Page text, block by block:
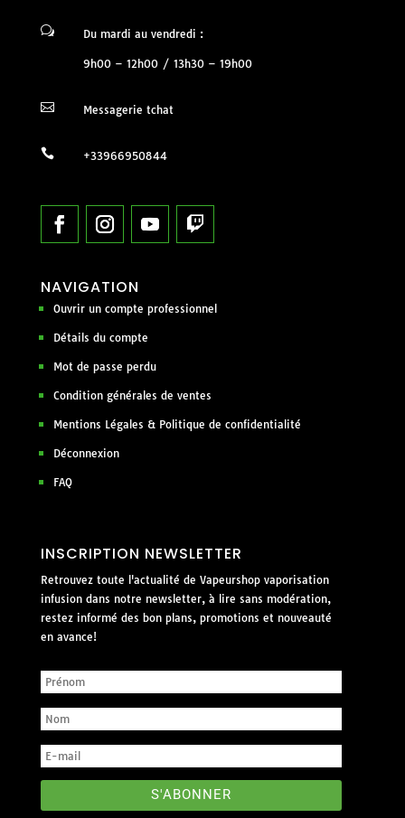
w Du mardi au vendredi :
9h00 – 12h00 / 13h30 – 19h00
 Messagerie tchat
 +33966950844
NAVIGATION
Ouvrir un compte professionnel
Détails du compte
Mot de passe perdu
Condition générales de ventes
Mentions Légales & Politique de confidentialité
Déconnexion
FAQ
INSCRIPTION NEWSLETTER
Retrouvez toute l'actualité de Vapeurshop vaporisation
infusion dans notre newsletter, à lire sans modération,
restez informé des bon plans, promotions et nouveauté
en avance!
S'ABONNER